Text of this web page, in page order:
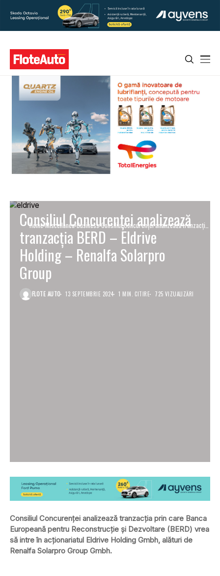
Home Miscellanea Business Consiliul Concurenţei analizează tranzacţia
BERD – Eldrive Holding – Renalfa Solarpro
Group
Consiliul Concurenţei analizează
tranzacţia BERD – Eldrive
Holding – Renalfa Solarpro
Group
FLOTE AUTO 13 SEPTEMBRIE 2024 1 MIN. CITIRE 725 VIZUALIZĂRI
Consiliul Concurenţei analizează tranzacţia prin care Banca
Europeană pentru Reconstrucţie şi Dezvoltare (BERD) vrea
să intre în acţionariatul Eldrive Holding Gmbh, alături de
Renalfa Solarpro Group Gmbh.